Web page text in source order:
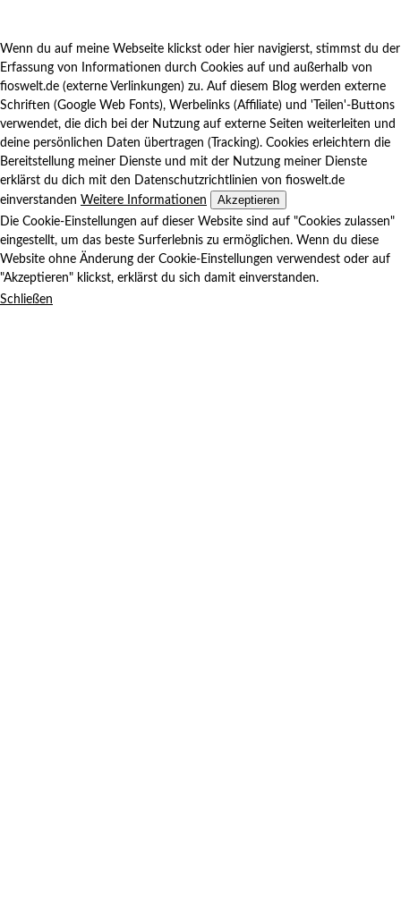
Wenn du auf meine Webseite klickst oder hier navigierst, stimmst du der
Erfassung von Informationen durch Cookies auf und außerhalb von
fioswelt.de (externe Verlinkungen) zu. Auf diesem Blog werden externe
Schriften (Google Web Fonts), Werbelinks (Affiliate) und 'Teilen'-Buttons
verwendet, die dich bei der Nutzung auf externe Seiten weiterleiten und
deine persönlichen Daten übertragen (Tracking). Cookies erleichtern die
Bereitstellung meiner Dienste und mit der Nutzung meiner Dienste
erklärst du dich mit den Datenschutzrichtlinien von fioswelt.de
einverstanden Weitere Informationen Akzeptieren
Die Cookie-Einstellungen auf dieser Website sind auf "Cookies zulassen"
eingestellt, um das beste Surferlebnis zu ermöglichen. Wenn du diese
Website ohne Änderung der Cookie-Einstellungen verwendest oder auf
"Akzeptieren" klickst, erklärst du sich damit einverstanden.
Schließen